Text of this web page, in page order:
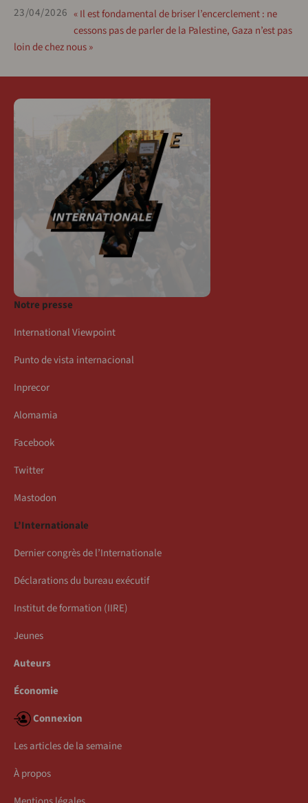
23/04/2026 « Il est fondamental de briser l’encerclement : ne
cessons pas de parler de la Palestine, Gaza n’est pas
loin de chez nous »
Notre presse
International Viewpoint
Punto de vista internacional
Inprecor
Alomamia
Facebook
Twitter
Mastodon
L’Internationale
Dernier congrès de l’Internationale
Déclarations du bureau exécutif
Institut de formation (IIRE)
Jeunes
Auteurs
Économie
Connexion
Les articles de la semaine
À propos